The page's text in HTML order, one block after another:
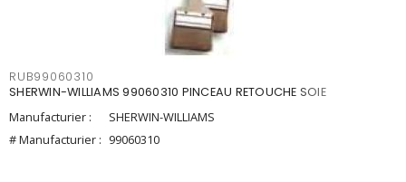
RUB99060310
SHERWIN-WILLIAMS 99060310 PINCEAU RETOUCHE SOIE
Manufacturier :
SHERWIN-WILLIAMS
# Manufacturier : 99060310